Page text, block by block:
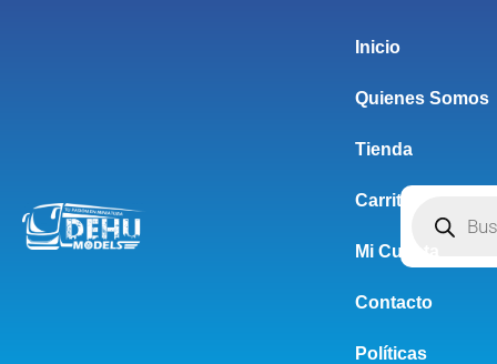
Inicio
Quienes Somos
Tienda
Carrito
Mi Cuenta
Contacto
Políticas